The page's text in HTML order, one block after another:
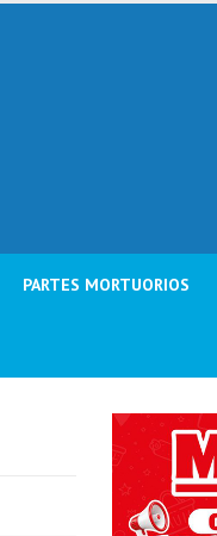
PARTES MORTUORIOS